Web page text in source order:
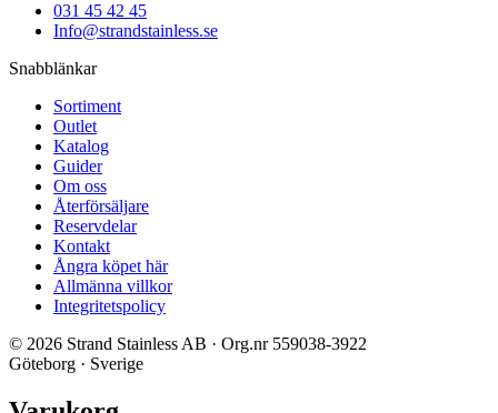
031 45 42 45
Info@strandstainless.se
Snabblänkar
Sortiment
Outlet
Katalog
Guider
Om oss
Återförsäljare
Reservdelar
Kontakt
Ångra köpet här
Allmänna villkor
Integritetspolicy
© 2026 Strand Stainless AB · Org.nr 559038-3922
Göteborg · Sverige